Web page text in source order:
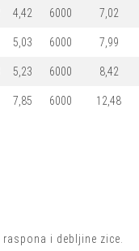
4,42 6000 7,02
5,03 6000 7,99
5,23 6000 8,42
7,85 6000 12,48
i debljine zice.